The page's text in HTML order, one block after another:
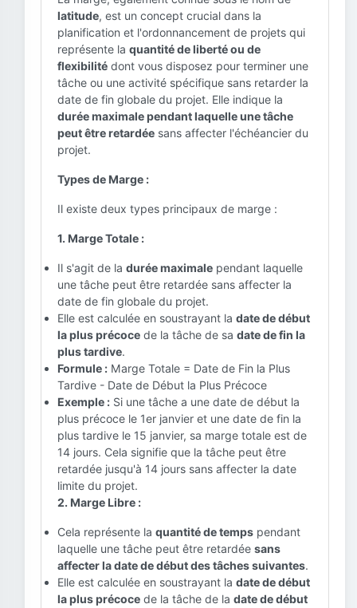
latitude, est un concept crucial dans la
planification et l'ordonnancement de projets qui
représente la quantité de liberté ou de
flexibilité dont vous disposez pour terminer une
tâche ou une activité spécifique sans retarder la
date de fin globale du projet. Elle indique la
durée maximale pendant laquelle une tâche
peut être retardée sans affecter l'échéancier du
projet.
Types de Marge :
Il existe deux types principaux de marge :
1. Marge Totale :
Il s'agit de la durée maximale pendant laquelle
une tâche peut être retardée sans affecter la
date de fin globale du projet.
Elle est calculée en soustrayant la date de début
la plus précoce de la tâche de sa date de fin la
plus tardive.
Formule : Marge Totale = Date de Fin la Plus
Tardive - Date de Début la Plus Précoce
Exemple : Si une tâche a une date de début la
plus précoce le 1er janvier et une date de fin la
plus tardive le 15 janvier, sa marge totale est de
14 jours. Cela signifie que la tâche peut être
retardée jusqu'à 14 jours sans affecter la date
limite du projet.
2. Marge Libre :
Cela représente la quantité de temps pendant
laquelle une tâche peut être retardée sans
affecter la date de début des tâches suivantes.
Elle est calculée en soustrayant la date de début
la plus précoce de la tâche de la date de début